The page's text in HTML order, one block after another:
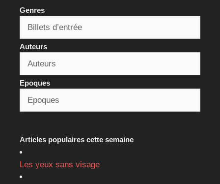
Genres
Auteurs
Epoques
Articles populaires cette semaine
Les yeux sans visage